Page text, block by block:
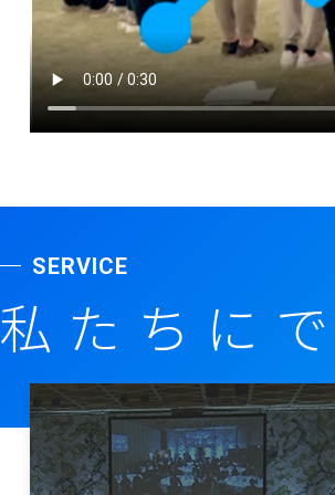
SERVICE
私たちに